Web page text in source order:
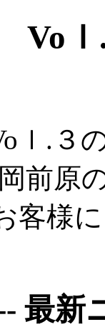
ｌ
.３
前原
客様
最新